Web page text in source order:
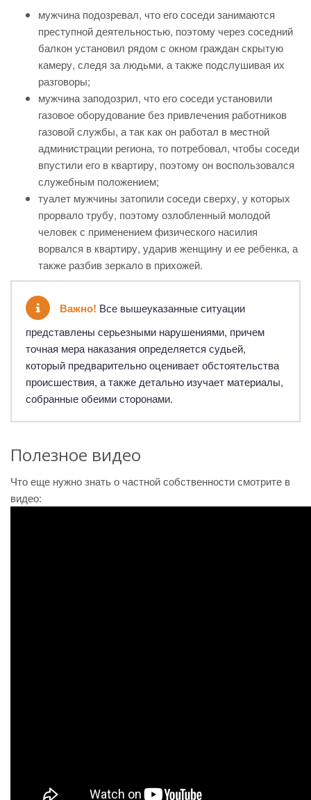
мужчина подозревал, что его соседи занимаются
преступной деятельностью, поэтому через соседний
балкон установил рядом с окном граждан скрытую
камеру, следя за людьми, а также подслушивая их
разговоры;
мужчина заподозрил, что его соседи установили
газовое оборудование без привлечения работников
газовой службы, а так как он работал в местной
администрации региона, то потребовал, чтобы соседи
впустили его в квартиру, поэтому он воспользовался
служебным положением;
туалет мужчины затопили соседи сверху, у которых
прорвало трубу, поэтому озлобленный молодой
человек с применением физического насилия
ворвался в квартиру, ударив женщину и ее ребенка, а
также разбив зеркало в прихожей.
Важно! Все вышеуказанные ситуации
представлены серьезными нарушениями, причем
точная мера наказания определяется судьей,
который предварительно оценивает обстоятельства
происшествия, а также детально изучает материалы,
собранные обеими сторонами.
Полезное видео
Что еще нужно знать о частной собственности смотрите в
видео: